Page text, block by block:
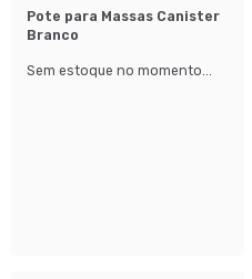
Pote para Massas Canister
Branco
Sem estoque no momento...